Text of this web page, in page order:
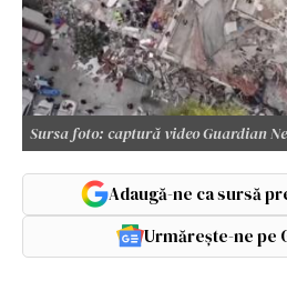
Sursa foto: captură video Guardian
Adaugă-ne ca sursă
Urmărește-ne pe